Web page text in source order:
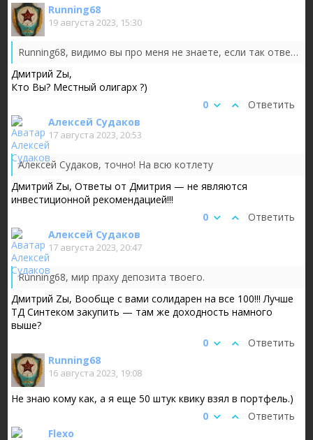
Running68
19 августа 2023, 15:30
Running68, видимо вы про меня не знаете, если так ответили
Дмитрий Zы,
Кто Вы? Местный олигарх ?)
Ответить
0
Алексей Судаков
17 августа 2023, 20:53
Алексей Судаков, точно! На всю котлету
Дмитрий Zы, Ответы от Дмитрия — не являются
инвестиционной рекомендацией!!!
Ответить
0
Алексей Судаков
17 августа 2023, 20:47
Running68, мир праху депозита твоего.
Дмитрий Zы, Вообще с вами солидарен на все 100!!! Лучше
ТД Синтеком закупить — там же доходность намного
выше?
Ответить
0
Running68
16 августа 2023, 19:08
Не знаю кому как, а я еще 50 штук квику взял в портфель.)
Ответить
0
Flexo